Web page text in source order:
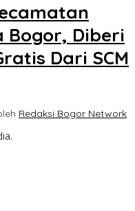
Bogor, Diberi
Dari SCM
Redaksi Bogor Network